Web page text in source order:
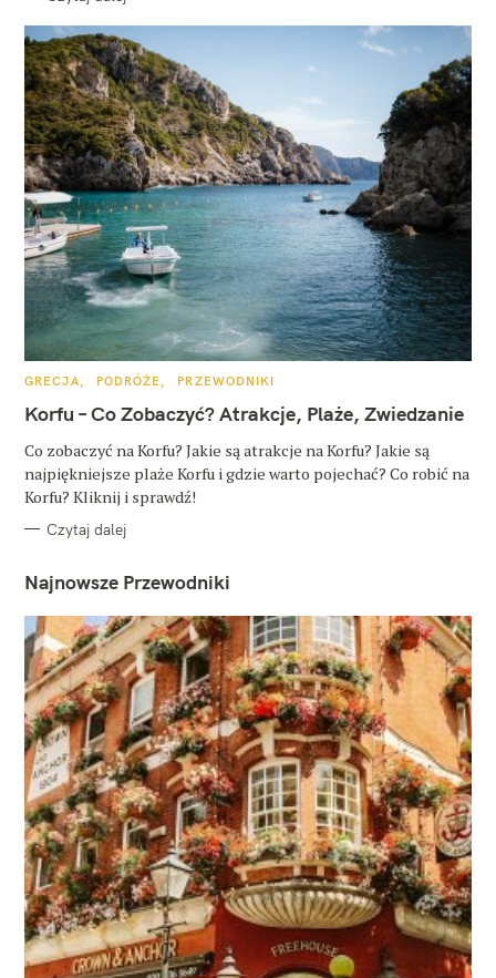
K
T
E
O
R
I
GRECJA PODRÓŻE PRZEWODNIKI
Korfu – Co Zobaczyć? Atrakcje, Plaże, Zwiedzanie
Co zobaczyć na Korfu? Jakie są atrakcje na Korfu? Jakie są
najpiękniejsze plaże Korfu i gdzie warto pojechać? Co robić na
Korfu? Kliknij i sprawdź!
Czytaj dalej
Najnowsze Przewodniki